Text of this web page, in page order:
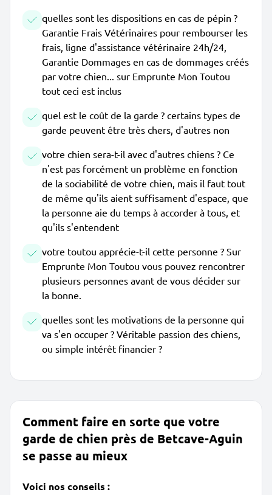
quelles sont les dispositions en cas de pépin ?
Garantie Frais Vétérinaires pour rembourser les
frais, ligne d'assistance vétérinaire 24h/24,
Garantie Dommages en cas de dommages créés
par votre chien... sur Emprunte Mon Toutou
tout ceci est inclus
quel est le coût de la garde ? certains types de
garde peuvent être très chers, d'autres non
votre chien sera-t-il avec d'autres chiens ? Ce
n'est pas forcément un problème en fonction
de la sociabilité de votre chien, mais il faut tout
de même qu'ils aient suffisament d'espace, que
la personne aie du temps à accorder à tous, et
qu'ils s'entendent
votre toutou apprécie-t-il cette personne ? Sur
Emprunte Mon Toutou vous pouvez rencontrer
plusieurs personnes avant de vous décider sur
la bonne.
quelles sont les motivations de la personne qui
va s'en occuper ? Véritable passion des chiens,
ou simple intérêt financier ?
Comment faire en sorte que votre
garde de chien près de Betcave-Aguin
se passe au mieux
Voici nos conseils :